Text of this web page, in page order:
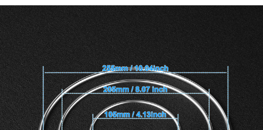
페이코 라이
구매